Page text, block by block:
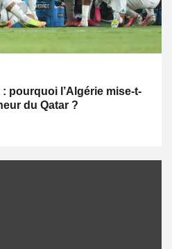
pourquoi l’Algérie mise-t-
du Qatar ?